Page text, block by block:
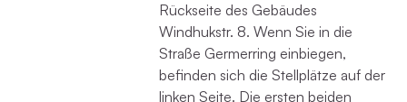
Rückseite des Gebäudes
Windhukstr. 8. Wenn Sie in die
Straße Germerring einbiegen,
befinden sich die Stellplätze auf der
linken Seite. Die ersten beiden